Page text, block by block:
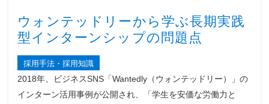
ウォンテッドリーから学ぶ長期実践
型インターンシップの問題点
採用手法・採用知識
2018年、ビジネスSNS「Wantedly（ウォンテッドリー）」の
インターン活用事例が公開され、「学生を安価な労働力と